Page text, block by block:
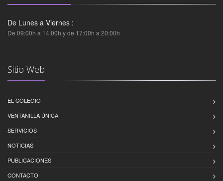
De Lunes a Viernes :
De 09:00h a 14:00h y de 17:00h a 20:00h
Sitio Web
EL COLEGIO
VENTANILLA ÚNICA
SERVICIOS
NOTICIAS
PUBLICACIONES
CONTACTO